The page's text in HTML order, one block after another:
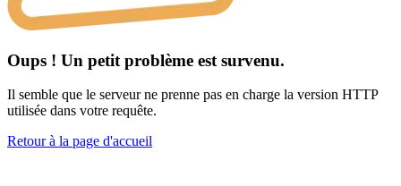
Oups ! Un petit problème est survenu.
Il semble que le serveur ne prenne pas en charge la version HTTP
utilisée dans votre requête.
Retour à la page d'accueil